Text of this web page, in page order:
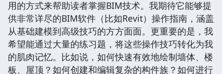
用的方式来帮助读者掌握BIM技术。我期待它能够提
供非常详尽的BIM软件（比如Revit）操作指南，涵盖
从基础建模到高级技巧的方方面面。更重要的是，我
希望能通过大量的练习题，将这些操作技巧转化为我
的肌肉记忆。比如说，如何快速有效地绘制墙体、楼
板、屋顶？如何创建和编辑复杂的构件族？如何进行